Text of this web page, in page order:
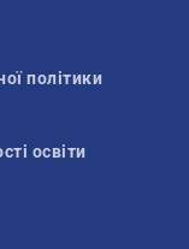
політики
освіти